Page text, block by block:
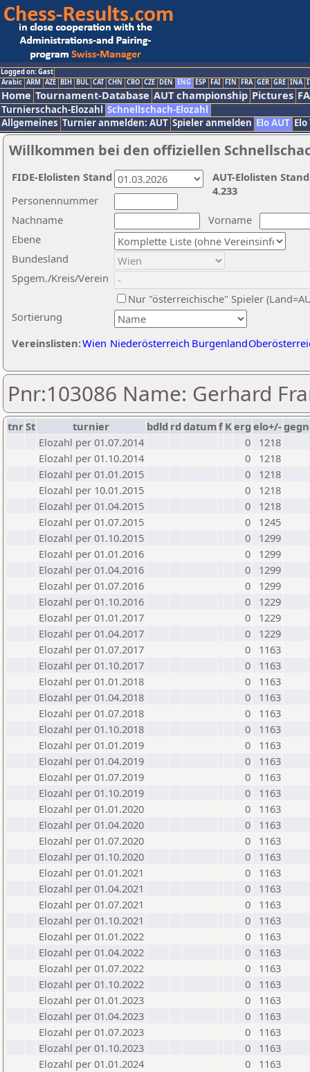
Logged on: Gast
Arabic ARM AZE BIH BUL CAT CHN CRO CZE DEN ENG ESP FAI FIN FRA GER GRE INA
Home Tournament-Database AUT championship Pictures
Turnierschach-Elozahl Schnellschach-Elozahl
Allgemeines Turnier anmelden: AUT Spieler anmelden Elo AUT
Willkommen bei den offiziellen
Nachname
Vorname
Ebene
Sortierung
Personennummer
Bundesland
Spgem./Kreis/Verein
Nur "österreichische" Spieler
Vereinslisten:Wien Niederösterreich Burgenland
AUT-Elolisten
4.233
FIDE-Elolisten Stand
Pnr:103086 Name: Gerhard
tnrSt turnier bdld rd datumf Kerg elo+/-
Elozahl per 01.07.2014
0
1218
Elozahl per 01.10.2014
0
1218
Elozahl per 01.01.2015
0
1218
Elozahl per 10.01.2015
0
1218
Elozahl per 01.04.2015
0
1218
Elozahl per 01.07.2015
0
1245
Elozahl per 01.10.2015
0
1299
Elozahl per 01.01.2016
0
1299
Elozahl per 01.04.2016
0
1299
Elozahl per 01.07.2016
0
1299
Elozahl per 01.10.2016
0
1229
Elozahl per 01.01.2017
0
1229
Elozahl per 01.04.2017
0
1229
Elozahl per 01.07.2017
0
1163
Elozahl per 01.10.2017
0
1163
Elozahl per 01.01.2018
0
1163
Elozahl per 01.04.2018
0
1163
Elozahl per 01.07.2018
0
1163
Elozahl per 01.10.2018
0
1163
Elozahl per 01.01.2019
0
1163
Elozahl per 01.04.2019
0
1163
Elozahl per 01.07.2019
0
1163
Elozahl per 01.10.2019
0
1163
Elozahl per 01.01.2020
0
1163
Elozahl per 01.04.2020
0
1163
Elozahl per 01.07.2020
0
1163
Elozahl per 01.10.2020
0
1163
Elozahl per 01.01.2021
0
1163
Elozahl per 01.04.2021
0
1163
Elozahl per 01.07.2021
0
1163
Elozahl per 01.10.2021
0
1163
Elozahl per 01.01.2022
0
1163
Elozahl per 01.04.2022
0
1163
Elozahl per 01.07.2022
0
1163
Elozahl per 01.10.2022
0
1163
Elozahl per 01.01.2023
0
1163
Elozahl per 01.04.2023
0
1163
Elozahl per 01.07.2023
0
1163
Elozahl per 01.10.2023
0
1163
Elozahl per 01.01.2024
0
1163